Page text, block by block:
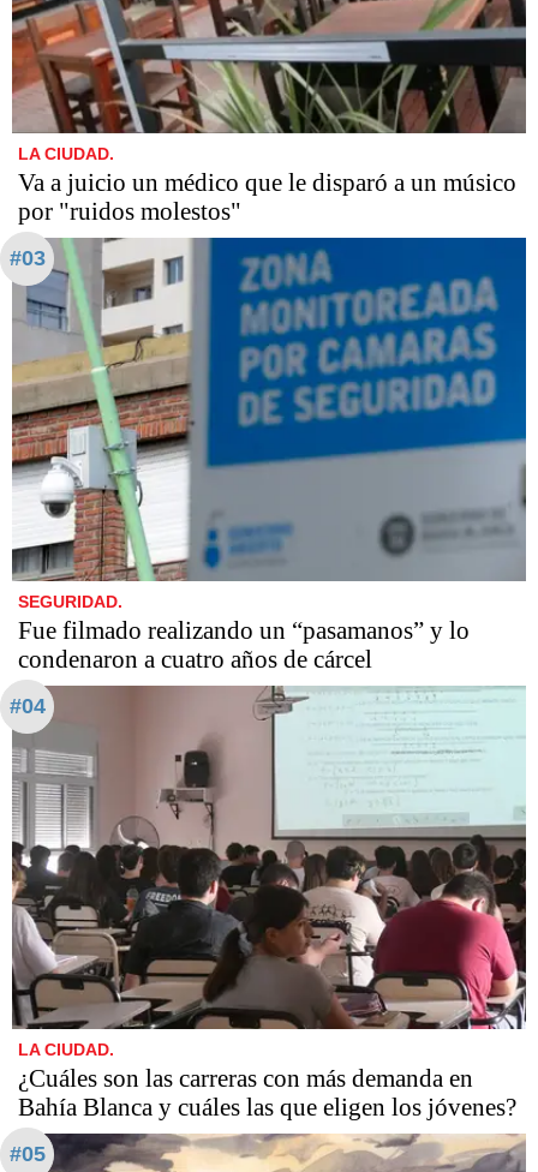
LA CIUDAD.
Va a juicio un médico que le disparó a un músico
por "ruidos molestos"
#03
SEGURIDAD.
Fue filmado realizando un “pasamanos” y lo
condenaron a cuatro años de cárcel
#04
LA CIUDAD.
¿Cuáles son las carreras con más demanda en
Bahía Blanca y cuáles las que eligen los jóvenes?
#05